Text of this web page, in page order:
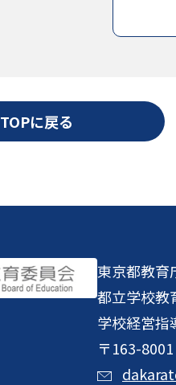
TOPに戻る
東京都教育
都立学校教
学校経営指
〒163-